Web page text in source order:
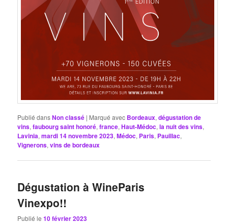
Publié dansNon classé | Marqué avec Bordeaux,dégustation de
vins,faubourg saint honoré,france,Haut-Médoc,la nuit des vins,
Lavinia,mardi 14 novembre 2023,Médoc, Paris, Pauillac,
Vignerons,vins de bordeaux
Dégustation à WineParis
Vinexpo!!
Publié le10 février 2023